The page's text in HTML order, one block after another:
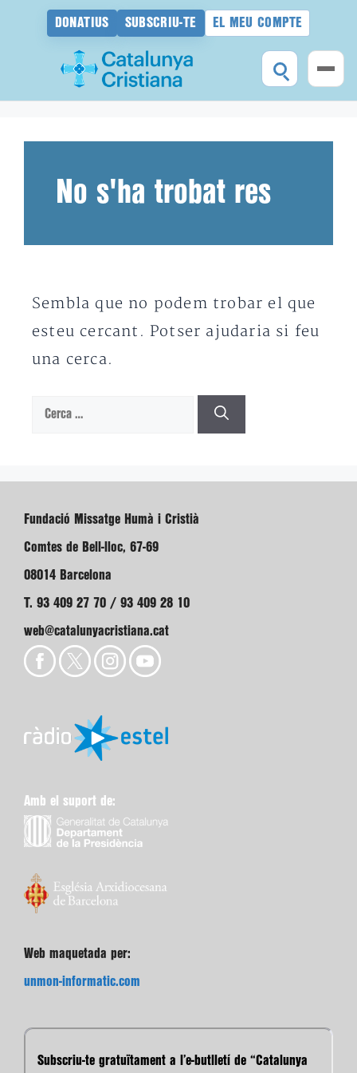
DONATIUS SUBSCRIU-TE EL MEU COMPTE
No s'ha trobat res
Sembla que no podem trobar el que
esteu cercant. Potser ajudaria si feu
una cerca.
Cerca:
Fundació Missatge Humà i Cristià
Comtes de Bell-lloc, 67-69
08014 Barcelona
T. 93 409 27 70 / 93 409 28 10
web@catalunyacristiana.cat
Amb el suport de:
Web maquetada per:
unmon-informatic.com
Subscriu-te gratuïtament a l’e-butlletí de “Catalunya